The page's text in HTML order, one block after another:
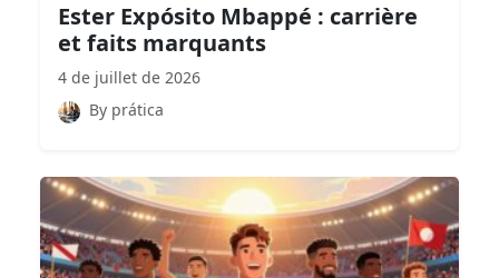
Ester Expósito Mbappé : carrière
et faits marquants
4 de juillet de 2026
By prática